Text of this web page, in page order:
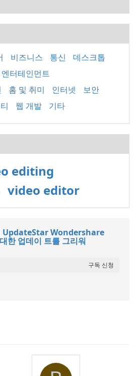
비즈니스 통신
데스크톱
터테인먼트
홈 및 취미 인터넷
보안
웹 개발 기타
editing
video editor
UpdateStar Wondershare
한 업데이 트를 그리워